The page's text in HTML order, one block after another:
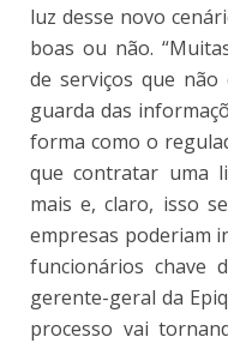
luz desse novo
boas ou não.
de serviços que
guarda das
forma como o
que contratar uma
mais e, claro, isso
empresas poderiam
funcionários chave
gerente-geral da
processo vai